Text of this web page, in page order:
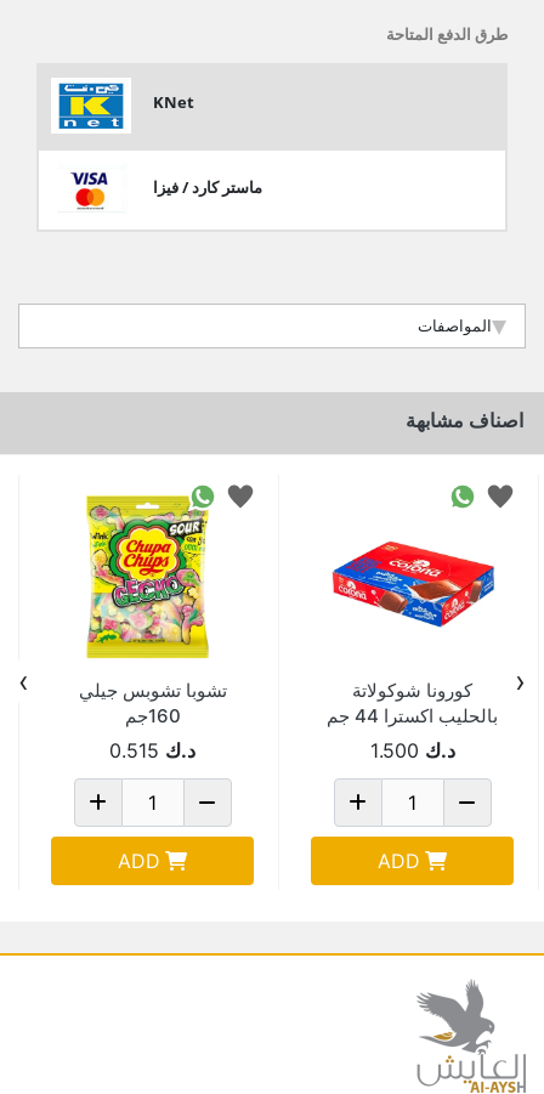
طرق الدفع المتاحة
KNet
ماستر كارد / فيزا
المواصفات
اصناف مشابهة
كورونا شوكولاتة
بالحليب اكسترا 44 جم
Pack Of 6
د.ك 1.500
ADD
تشوبا تشوبس جيلي
160جم
د.ك 0.515
ADD
‹
›